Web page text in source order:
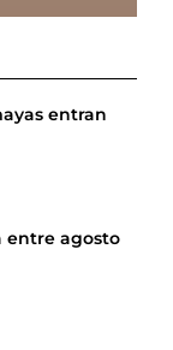
entran
entre agosto